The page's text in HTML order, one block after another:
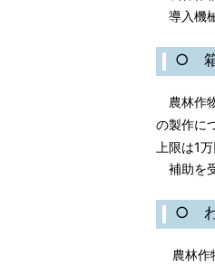
導入機
○ 箱
農林作
の製作に
上限は1
補助を
○ わ
農林作